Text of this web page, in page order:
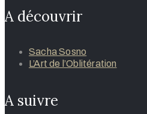
A découvrir
Sacha Sosno
L’Art de l’Oblitération
A suivre